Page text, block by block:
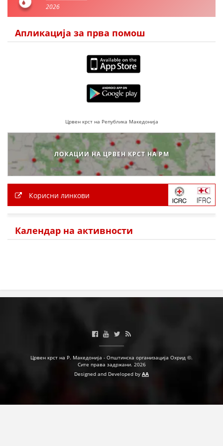
ЕДУКАТИВНО ИНФОРМАТИВНИ МАТЕРИЈАЛИ
БРОШУРИ
ПОСТЕРИ
ПРЕЗЕНТАЦИИ
2026
Апликација за прва помош
Црвен крст на Република Македонија
ЛОКАЦИИ НА ЦРВЕН КРСТ НА РМ
Корисни линкови
Календар на активности
Црвен крст на Р. Македонија - Општинска организација Охрид ©.
Сите права задржани. 2026
Designed and Developed by AA